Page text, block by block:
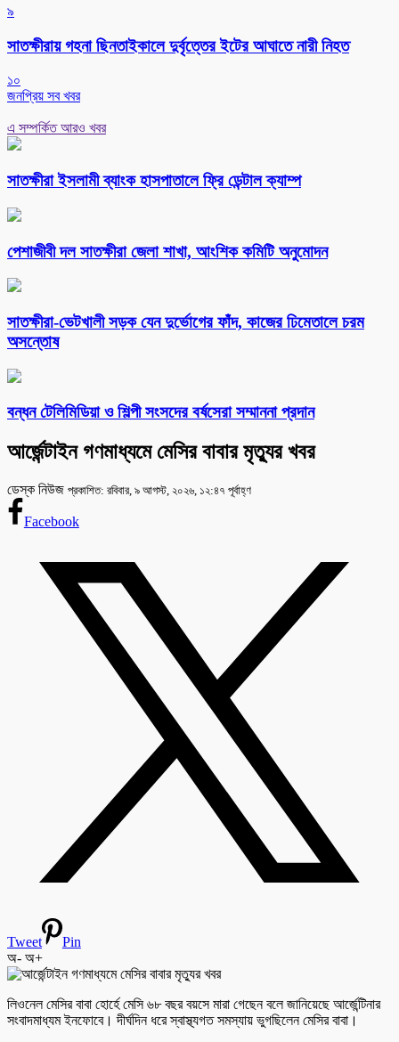
৯
সাতক্ষীরায় গহনা ছিনতাইকালে দুর্বৃত্তের ইটের আঘাতে নারী নিহত
১০
জনপ্রিয় সব খবর
এ সম্পর্কিত আরও খবর
সাতক্ষীরা ইসলামী ব্যাংক হাসপাতালে ফ্রি ডেন্টাল ক্যাম্প
পেশাজীবী দল সাতক্ষীরা জেলা শাখা, আংশিক কমিটি অনুমোদন
সাতক্ষীরা-ভেটখালী সড়ক যেন দুর্ভোগের ফাঁদ, কাজের ঢিমেতালে চরম
অসন্তোষ
বন্ধন টেলিমিডিয়া ও শিল্পী সংসদের বর্ষসেরা সম্মাননা প্রদান
আর্জেন্টাইন গণমাধ্যমে মেসির বাবার মৃত্যুর খবর
ডেস্ক নিউজ প্রকাশিত: রবিবার, ৯ আগস্ট, ২০২৬, ১২:৪৭ পূর্বাহ্ণ
Facebook
Tweet
Pin
অ- অ+
লিওনেল মেসির বাবা হোর্হে মেসি ৬৮ বছর বয়সে মারা গেছেন বলে জানিয়েছে আর্জেন্টিনার
সংবাদমাধ্যম ইনফোবে। দীর্ঘদিন ধরে স্বাস্থ্যগত সমস্যায় ভুগছিলেন মেসির বাবা।